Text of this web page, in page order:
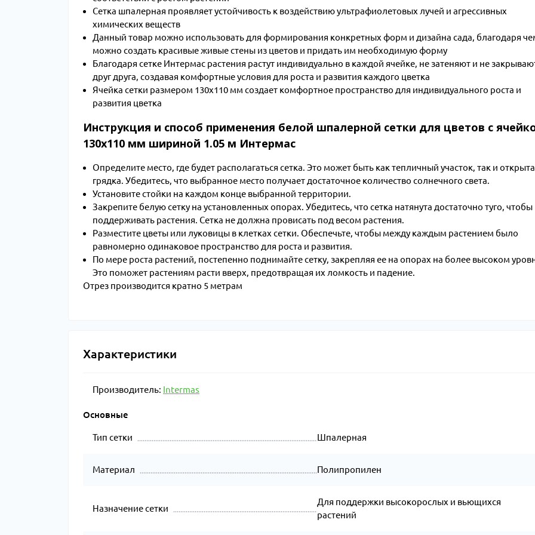
Сетка шпалерная проявляет устойчивость к воздействию ультрафиолетовых лучей и агрессивных
химических веществ
Данный товар можно использовать для формирования конкретных форм и дизайна сада, благодаря
можно создать красивые живые стены из цветов и придать им необходимую форму
Благодаря сетке Интермас растения растут индивидуально в каждой ячейке, не затеняют и не
друг друга, создавая комфортные условия для роста и развития каждого цветка
Ячейка сетки размером 130х110 мм создает комфортное пространство для индивидуального роста и
развития цветка
Инструкция и способ применения белой шпалерной сетки для цветов с
130x110 мм шириной 1.05 м Интермас
Определите место, где будет располагаться сетка. Это может быть как тепличный участок, так и
грядка. Убедитесь, что выбранное место получает достаточное количество солнечного света.
Установите стойки на каждом конце выбранной территории.
Закрепите белую сетку на установленных опорах. Убедитесь, что сетка натянута достаточно туго, чтобы
поддерживать растения. Сетка не должна провисать под весом растения.
Разместите цветы или луковицы в клетках сетки. Обеспечьте, чтобы между каждым растением было
равномерно одинаковое пространство для роста и развития.
По мере роста растений, постепенно поднимайте сетку, закрепляя ее на опорах на более высоком
Это поможет растениям расти вверх, предотвращая их ломкость и падение.
Отрез производится кратно 5 метрам
Характеристики
Производитель: Intermas
Основные
Тип сетки Шпалерная
Материал Полипропилен
Назначение сетки
Для поддержки высокорослых и вьющихся
растений